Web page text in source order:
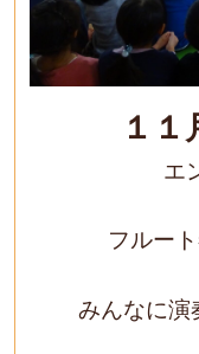
１１
エ
フルー
みんなに演